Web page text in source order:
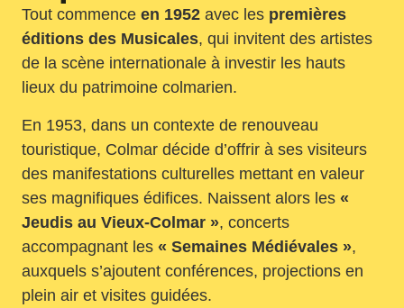
Tout commence en 1952 avec les premières
éditions des Musicales, qui invitent des artistes
de la scène internationale à investir les hauts
lieux du patrimoine colmarien.
En 1953, dans un contexte de renouveau
touristique, Colmar décide d’offrir à ses visiteurs
des manifestations culturelles mettant en valeur
ses magnifiques édifices. Naissent alors les «
Jeudis au Vieux-Colmar », concerts
accompagnant les « Semaines Médiévales »,
auxquels s’ajoutent conférences, projections en
plein air et visites guidées.